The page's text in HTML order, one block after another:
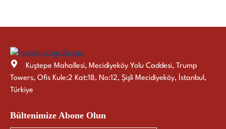
Kuştepe Mahallesi, Mecidiyeköy Yolu Caddesi, Trump
Towers, Ofis Kule:2 Kat:18, No:12, Şişli Mecidiyeköy, İstanbul,
Türkiye
Bültenimize Abone Olun